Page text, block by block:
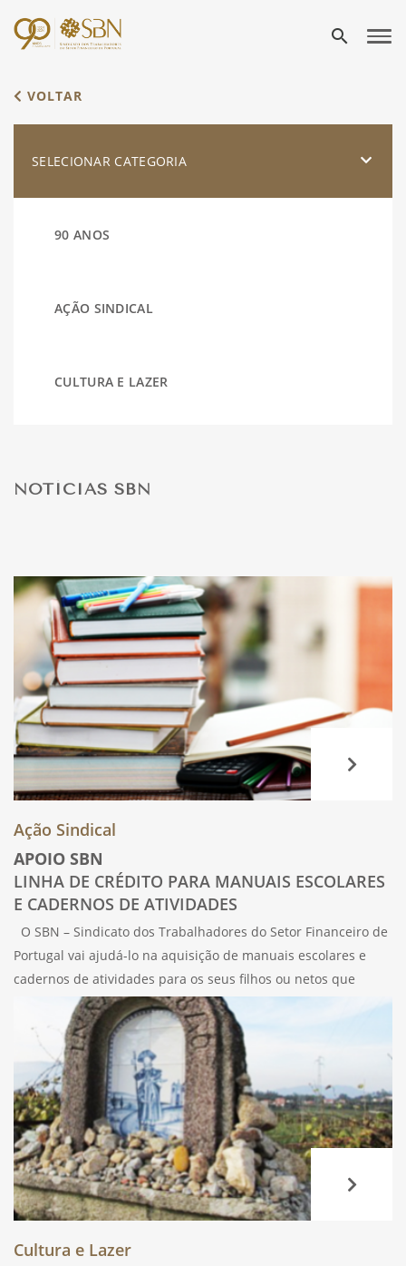
search
VOLTAR
SELECIONAR CATEGORIA
90 ANOS
AÇÃO SINDICAL
CULTURA E LAZER
SAÚDE
NOTÍCIAS SBN
Ação Sindical
APOIO SBN
LINHA DE CRÉDITO PARA MANUAIS ESCOLARES
E CADERNOS DE ATIVIDADES
O SBN – Sindicato dos Trabalhadores do Setor Financeiro de
Portugal vai ajudá-lo na aquisição de manuais escolares e
cadernos de atividades para os seus filhos ou netos que
estejam a frequentar o ensino básico ou secundário através
Cultura e Lazer